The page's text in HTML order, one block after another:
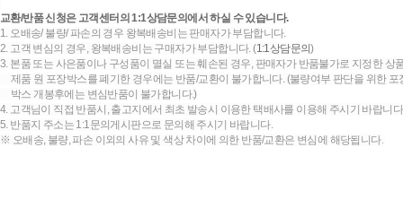
교환/반품 신청은 고객센터의 1:1상담문의에서 하실 수 있습니다.
1. 오배송/ 불량/ 파손의 경우 왕복배송비는 판매자가 부담합니다.
2. 고객 변심의 경우, 왕복배송비는 구매자가 부담합니다. (1:1상담문의)
3. 본품 또는 사은품이나 구성품이 멸실 또는 훼손된 경우, 판매자가 반품불가로 지정한 상
제품 원 포장박스를 폐기한 경우에는 반품/교환이 불가합니다. (불량여부 판단을 위한
박스 개봉후에는 변심반품이 불가합니다.)
4. 고객님이 직접 반품시, 출고지에서 최초 발송시 이용한 택배사를 이용해 주시기 바랍니
5. 반품지 주소는 1:1문의게시판으로 문의해 주시기 바랍니다.
※ 오배송, 불량, 파손 이외의 사유 및 색상 차이에 의한 반품/교환은 변심에 해당됩니다.